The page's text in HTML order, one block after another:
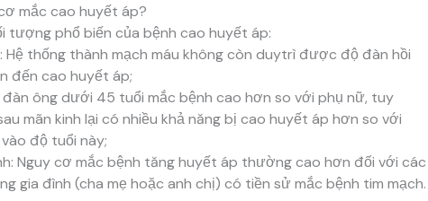
mắc cao huyết áp?
tượng phổ biến của bệnh cao huyết áp:
Hệ thống thành mạch máu không còn duytrì được độ đàn hồi
đến cao huyết áp;
đàn ông dưới 45 tuổi mắc bệnh cao hơn so với phụ nữ, tuy
mãn kinh lại có nhiều khả năng bị cao huyết áp hơn so với
độ tuổi này;
Nguy cơ mắc bệnh tăng huyết áp thường cao hơn đối với các
gia đình (cha mẹ hoặc anh chị) có tiền sử mắc bệnh tim mạch.